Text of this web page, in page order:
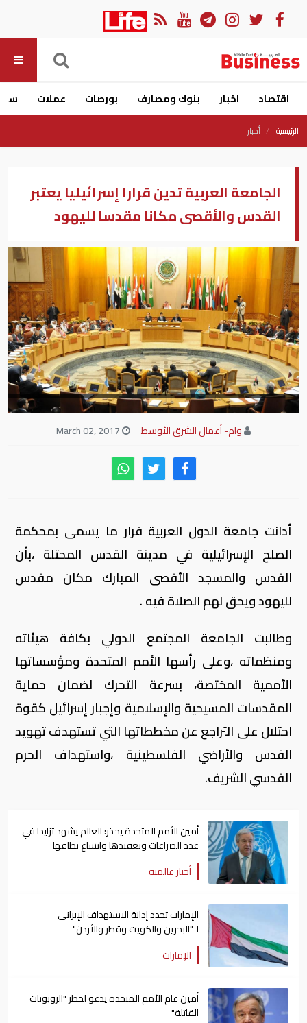
اقتصاد اخبار بنوك ومصارف بورصات عملات
الرئيسية أخبار
الجامعة العربية تدين قرارا إسرائيليا يعتبر
القدس والأقصى مكانا مقدسا لليهود
وام- أعمال الشرق الأوسط
أدانت جامعة الدول العربية قرار ما يسمى بمحكمة
الصلح الإسرائيلية في مدينة القدس المحتلة ،بأن
القدس والمسجد الأقصى المبارك مكان مقدس
لليهود ويحق لهم الصلاة فيه .
وطالبت الجامعة المجتمع الدولي بكافة هيئاته
ومنظماته ،وعلى رأسها الأمم المتحدة ومؤسساتها
الأممية المختصة، بسرعة التحرك لضمان حماية
المقدسات المسيحية والإسلامية وإجبار إسرائيل كقوة
احتلال على التراجع عن مخططاتها التي تستهدف تهويد
القدس والأراضي الفلسطينية ،واستهداف الحرم
القدسي الشريف.
أمين الأمم المتحدة يحذر: العالم يشهد تزايدا في
عدد الصراعات وتعقيدها واتساع نطاقها
أخبار عالمية
الإمارات تجدد إدانة الاستهداف الإيراني
لـ"البحرين والكويت وقطر والأردن"
الإمارات
أمين عام الأمم المتحدة يدعو لحظر "الروبوتات
القاتلة"